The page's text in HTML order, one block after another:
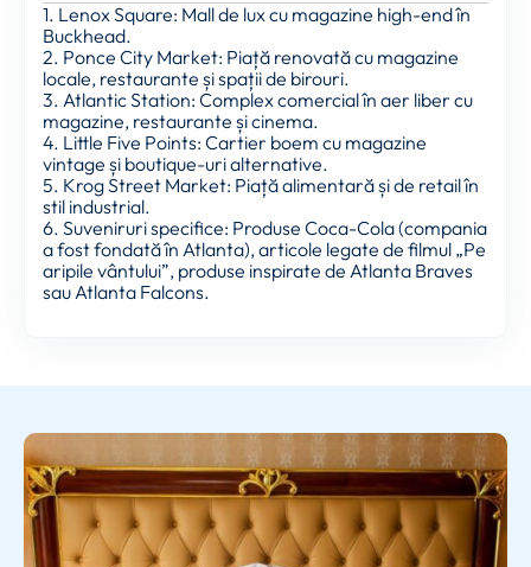
1. Lenox Square: Mall de lux cu magazine high-end în
Buckhead.
2. Ponce City Market: Piață renovată cu magazine
locale, restaurante și spații de birouri.
3. Atlantic Station: Complex comercial în aer liber cu
magazine, restaurante și cinema.
4. Little Five Points: Cartier boem cu magazine
vintage și boutique-uri alternative.
5. Krog Street Market: Piață alimentară și de retail în
stil industrial.
6. Suveniruri specifice: Produse Coca-Cola (compania
a fost fondată în Atlanta), articole legate de filmul „Pe
aripile vântului”, produse inspirate de Atlanta Braves
sau Atlanta Falcons.